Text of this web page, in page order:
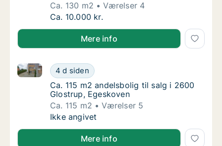
Ca. 130 m2
Værelser 4
Ca. 130 m2 andelsbolig til salg i 2400
Ca. 10.000 kr.
Mere info
Ca. 115 m2 andelsbolig til salg i 2600
4 d siden
Ca. 115 m2 andelsbolig til salg i 2600 Glostrup,
Ca. 115 m2 andelsbolig til salg i 2600
Ca. 115 m2 andelsbolig til salg i 2600
Glostrup, Egeskoven
Ca. 115 m2
Værelser 5
Ca. 115 m2 andelsbolig til salg i 2600
Ikke angivet
Mere info